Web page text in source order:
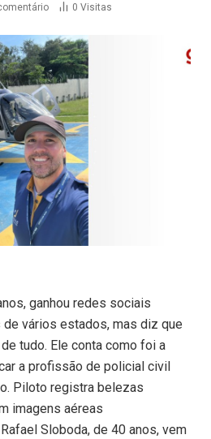
0 Visitas
ganhou redes sociais
vários estados, mas diz que
tudo. Ele conta como foi a
a profissão de policial civil
Piloto registra belezas
imagens aéreas
Sloboda, de 40 anos, vem